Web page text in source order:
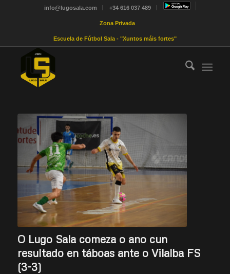
info@lugosala.com +34 616 037 489
Zona Privada
Escuela de Fútbol Sala - "Xuntos máis fortes"
O Lugo Sala comeza o ano cun
resultado en táboas ante o Vilalba FS
(3-3)